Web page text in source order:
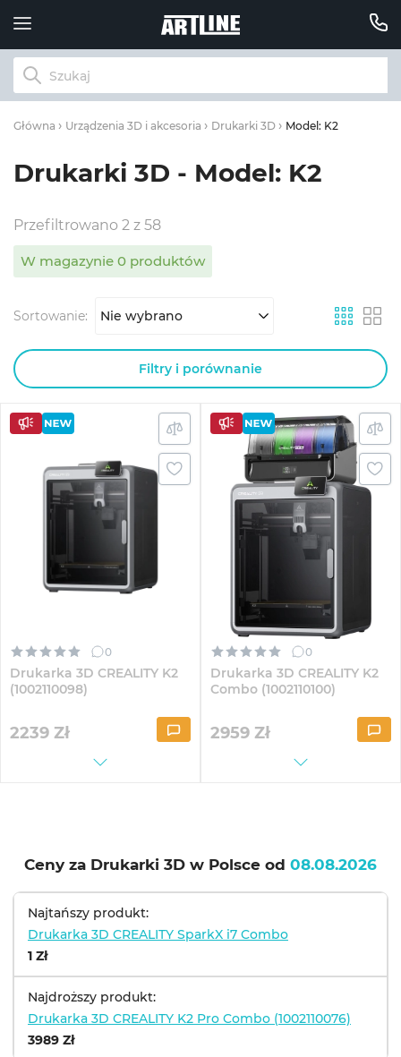
Główna Urządzenia 3D i akcesoria Drukarki 3D Model: K2
Drukarki 3D - Model: K2
Przefiltrowano 2 z 58
W magazynie 0 produktów
Sortowanie: Nie wybrano
Filtry i porównanie
0
Drukarka 3D CREALITY K2
(1002110098)
2239 Zł
0
Drukarka 3D CREALITY K2
Combo (1002110100)
2959 Zł
Ceny za Drukarki 3D w Polsce od 08.08.2026
Najtańszy produkt:
Drukarka 3D CREALITY SparkX i7 Combo
1 Zł
Najdroższy produkt:
Drukarka 3D CREALITY K2 Pro Combo (1002110076)
3989 Zł